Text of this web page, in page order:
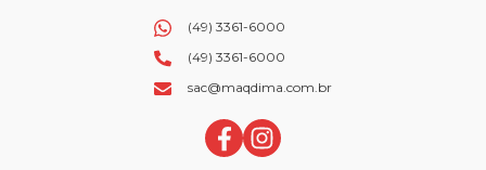
(49) 3361-6000
(49) 3361-6000
sac@maqdima.com.br